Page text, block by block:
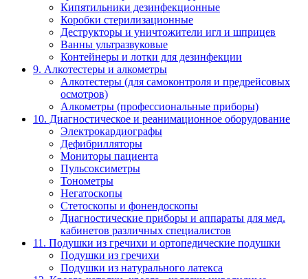
Кипятильники дезинфекционные
Коробки стерилизационные
Деструкторы и уничтожители игл и шприцев
Ванны ультразвуковые
Контейнеры и лотки для дезинфекции
9. Алкотестеры и алкометры
Алкотестеры (для самоконтроля и предрейсовых
осмотров)
Алкометры (профессиональные приборы)
10. Диагностическое и реанимационное оборудование
Электрокардиографы
Дефибрилляторы
Мониторы пациента
Пульсоксиметры
Тонометры
Негатоскопы
Стетоскопы и фонендоскопы
Диагностические приборы и аппараты для мед.
кабинетов различных специалистов
11. Подушки из гречихи и ортопедические подушки
Подушки из гречихи
Подушки из натурального латекса